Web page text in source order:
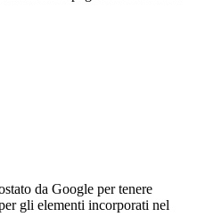
da Google per tenere
gli elementi incorporati nel